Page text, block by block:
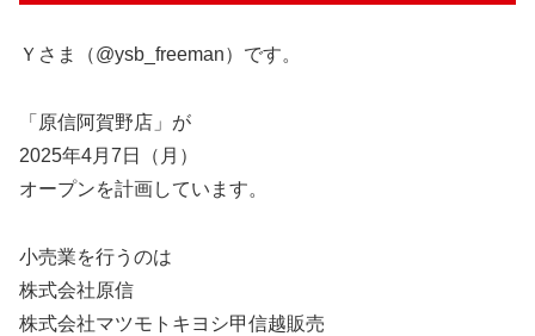
Ｙさま（@ysb_freeman）です。
「原信阿賀野店」が
2025年4月7日（月）
オープンを計画しています。
小売業を行うのは
株式会社原信
株式会社マツモトキヨシ甲信越販売